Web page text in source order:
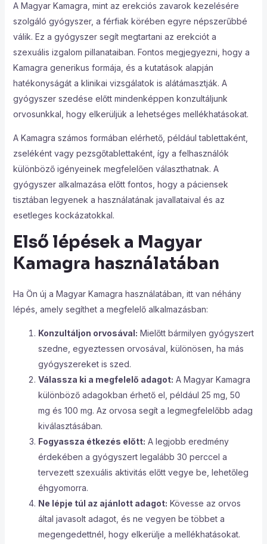
A Magyar Kamagra, mint az erekciós zavarok kezelésére
szolgáló gyógyszer, a férfiak körében egyre népszerűbbé
válik. Ez a gyógyszer segít megtartani az erekciót a
szexuális izgalom pillanataiban. Fontos megjegyezni, hogy a
Kamagra generikus formája, és a kutatások alapján
hatékonyságát a klinikai vizsgálatok is alátámasztják. A
gyógyszer szedése előtt mindenképpen konzultáljunk
orvosunkkal, hogy elkerüljük a lehetséges mellékhatásokat.
A Kamagra számos formában elérhető, például tablettaként,
zseléként vagy pezsgőtablettaként, így a felhasználók
különböző igényeinek megfelelően választhatnak. A
gyógyszer alkalmazása előtt fontos, hogy a páciensek
tisztában legyenek a használatának javallataival és az
esetleges kockázatokkal.
Első lépések a Magyar
Kamagra használatában
Ha Ön új a Magyar Kamagra használatában, itt van néhány
lépés, amely segíthet a megfelelő alkalmazásban:
Konzultáljon orvosával: Mielőtt bármilyen gyógyszert
szedne, egyeztessen orvosával, különösen, ha más
gyógyszereket is szed.
Válassza ki a megfelelő adagot: A Magyar Kamagra
különböző adagokban érhető el, például 25 mg, 50
mg és 100 mg. Az orvosa segít a legmegfelelőbb adag
kiválasztásában.
Fogyassza étkezés előtt: A legjobb eredmény
érdekében a gyógyszert legalább 30 perccel a
tervezett szexuális aktivitás előtt vegye be, lehetőleg
éhgyomorra.
Ne lépje túl az ajánlott adagot: Kövesse az orvos
által javasolt adagot, és ne vegyen be többet a
megengedettnél, hogy elkerülje a mellékhatásokat.